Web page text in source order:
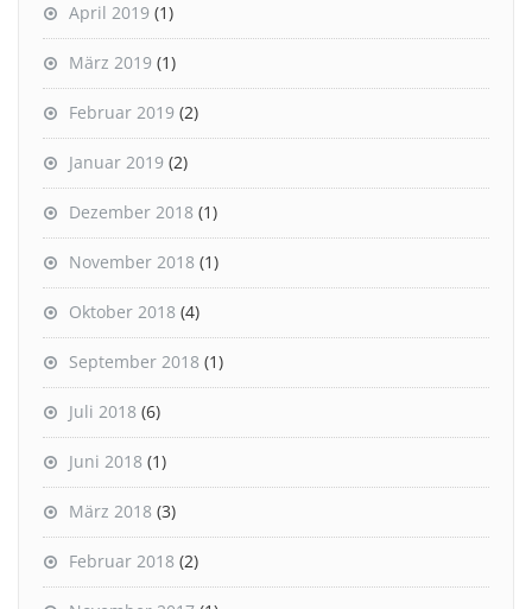
April 2019 (1)
März 2019 (1)
Februar 2019 (2)
Januar 2019 (2)
Dezember 2018 (1)
November 2018 (1)
Oktober 2018 (4)
September 2018 (1)
Juli 2018 (6)
Juni 2018 (1)
März 2018 (3)
Februar 2018 (2)